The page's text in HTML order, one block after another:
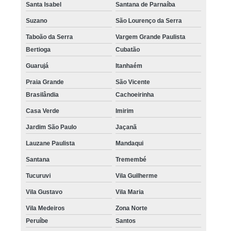
onde encontro pigmentação no couro cabeludo Campo Grande
onde encontro pigmentação capilar 3d Sacomã
quanto custa pigmentação capilar em entradas Sapopemba
pigmentação no couro cabeludo valor Guarujá
pigmentação de couro cabeludo preço Consolação
quanto custa pigmentação na careca Jardim América
quanto custa pigmentação de cabelo masculino Pedreira
onde encontro pigmentação capilar Taboão da Serra
quanto custa pigmentação capilar 3d Jundiaí
pigmentação capilar em entradas preço Vargem Grande Paulista
pigmentação capilar valor Perdizes
Santa Isabel Santana de Parnaíba
Suzano São Lourenço da Serra
Taboão da Serra
Vargem Grande Paulista
Bertioga
Cubatão
Guarujá Itanhaém
Praia Grande
São Vicente
Brasilândia
Cachoeirinha
Casa Verde Imirim
Jardim São Paulo Jaçanã
Lauzane Paulista Mandaqui
Santana Tremembé
Tucuruvi Vila Guilherme
Vila Gustavo Vila Maria
Vila Medeiros
Zona Norte
Peruíbe
Santos